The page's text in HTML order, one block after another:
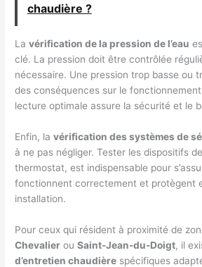
chaudière ?
Lavérification de la pression de l’eau
clé. La pression doit être contrôlée
nécessaire. Une pression trop basse ou
des conséquences sur le
lecture optimale assure la sécurité et le
Enfin, lavérification des systèmes de
à ne pas négliger. Tester les dispositifs
thermostat, est indispensable pour
fonctionnent correctement et protègent
installation.
Pour ceux qui résident à proximité de
Chevalier ouSaint-Jean-du-Doigt, il
d’entretien chaudière spécifiques